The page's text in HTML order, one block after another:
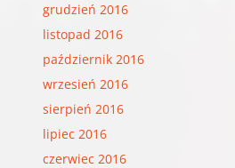
grudzień 2016
listopad 2016
październik 2016
wrzesień 2016
sierpień 2016
lipiec 2016
czerwiec 2016